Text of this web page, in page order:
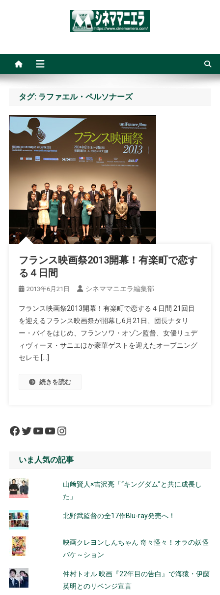
タグ: ラファエル・ペルソナーズ
フランス映画祭2013開幕！有楽町で恋す
る４日間
2013年6月21日 シネママニエラ編集部
フランス映画祭2013開幕！有楽町で恋する４日間 21回目
を迎えるフランス映画祭が開幕し6月21日、団長ナタリ
ー・バイをはじめ、フランソワ・オゾン監督、女優リュデ
ィヴィーヌ・サニエほか豪華ゲストを迎えたオープニング
セレモ […]
続きを読む
Facebook
Twitter
YouTube
YouTube
Instagram
いま人気の記事
山﨑賢人×吉沢亮「“キングダム”と共に成長し
た」
北野武監督の全17作Blu-ray発売へ！
映画クレヨンしんちゃん 奇々怪々！オラの妖怪
バケ～ション
仲村トオル 映画『22年目の告白』で海猿・伊藤
英明とのリベンジ宣言